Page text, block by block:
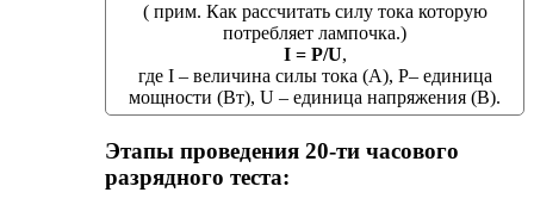
( прим. Как рассчитать силу тока которую
потребляет лампочка.)
I = P/U,
где I – величина силы тока (А), Р– единица
мощности (Вт), U – единица напряжения (В).
Этапы проведения 20-ти часового
разрядного теста: